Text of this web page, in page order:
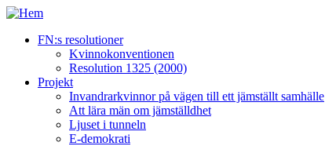
FN:s resolutioner
Kvinnokonventionen
Resolution 1325 (2000)
Projekt
Invandrarkvinnor på vägen till ett jämställt samhälle
Att lära män om jämställdhet
Ljuset i tunneln
E-demokrati